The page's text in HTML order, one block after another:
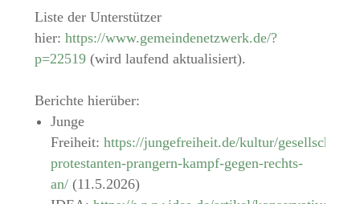
Liste der Unterstützer
hier: https://www.gemeindenetzwerk.de/?
p=22519(wird laufend aktualisiert).
Berichte hierüber:
Junge
Freiheit: https://jungefreiheit.de/kultur/gesellschaft/
protestanten-prangern-kampf-gegen-rechts-
an/(11.5.2026)